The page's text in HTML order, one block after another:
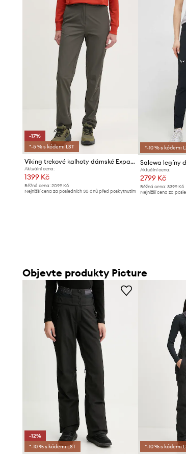
- Jednoduchý, neblokující střih.
- Dvě kapsy na ruce se zipy.
- Vysoký pas s elastickým páskem
- Šířka v pase: 35 cm.
- Šířka v bocích: 55 cm.
- Výška sedu: 28,5 cm.
- Vnitřní délka nohavic: 70 cm.
- Rozměry pro velikost: S.
-17%
*-5 % s kódem: LST
Viking trekové kalhoty dámské Expander Ultralight
Aktuální cena:
1399 Kč
Běžná cena: 2099 Kč
Nejnižší cena za posledních 30 dnů před poskytnutím
*-10 % s kódem:
Salewa legíny
Aktuální cena:
2799 Kč
Běžná cena:3399 Kč
Nejnižší cena za
Objevte produkty Picture
-12%
*-10 % s kódem: LST
*-10 % s kódem: